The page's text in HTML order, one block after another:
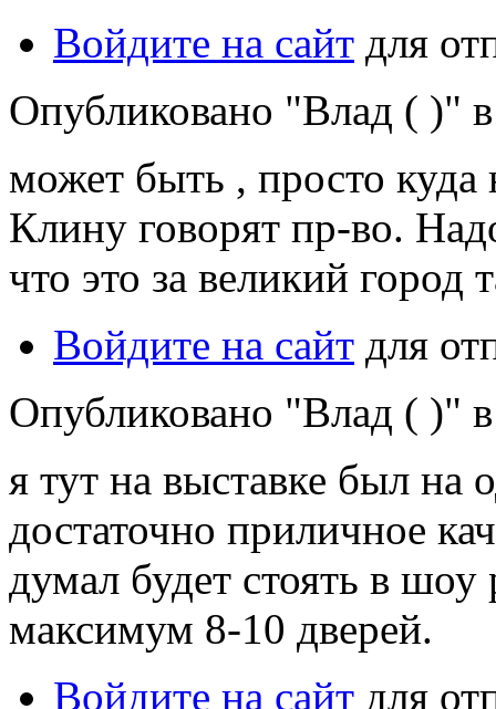
Войдите на сайт для
Опубликовано "Влад ( )"
может быть , просто куда
Клину говорят пр-во.
что это за великий город
Войдите на сайт для
Опубликовано "Влад ( )"
я тут на выставке был на
достаточно приличное
думал будет стоять в
максимум 8-10 дверей.
Войдите на сайт для